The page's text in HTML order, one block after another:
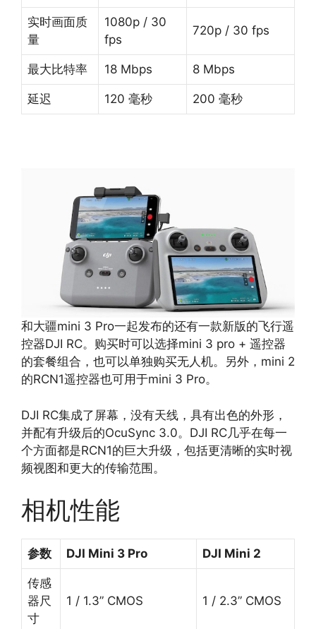
实时画面质
量
1080p / 30
fps
720p / 30 fps
最大比特率 18 Mbps 8 Mbps
延迟 120 毫秒 200 毫秒
和大疆mini 3 Pro一起发布的还有一款新版的飞行遥
控器DJI RC。购买时可以选择mini 3 pro + 遥控器
的套餐组合，也可以单独购买无人机。另外，mini 2
的RCN1遥控器也可用于mini 3 Pro。
DJI RC集成了屏幕，没有天线，具有出色的外形，
并配有升级后的OcuSync 3.0。DJI RC几乎在每一
个方面都是RCN1的巨大升级，包括更清晰的实时视
频视图和更大的传输范围。
相机性能
参数 DJI Mini 3 Pro DJI Mini 2
传感
器尺
寸
1 / 1.3” CMOS 1 / 2.3” CMOS